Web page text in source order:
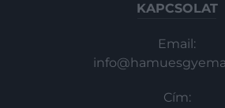
KAPCSOLAT
Email:
Cím: